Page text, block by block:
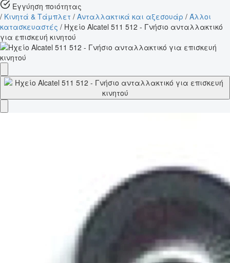
Εγγύηση ποιότητας
/ Κινητά & Τάμπλετ / Ανταλλακτικά και αξεσουάρ / Άλλοι
κατασκευαστές / Ηχείο Alcatel 511 512 - Γνήσιο ανταλλακτικό
για επισκευή κινητού